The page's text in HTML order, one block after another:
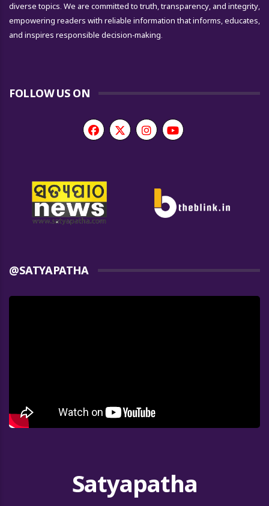
diverse topics. We are committed to truth, transparency, and integrity,
empowering readers with reliable information that informs, educates,
and inspires responsible decision-making.
FOLLOW US ON
@SATYAPATHA
Satyapatha